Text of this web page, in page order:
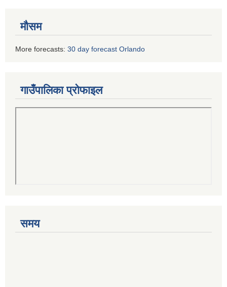
मौसम
More forecasts: 30 day forecast Orlando
गाउँपालिका प्रोफाइल
समय